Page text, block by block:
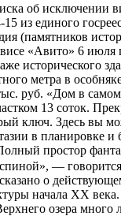
об исключении
из единого
(памятников
«Авито» 6 июля
исторического
метра в
руб. «Дом в
13 соток.
ключ. Здесь вы
в планировке и
простор
— говорится
о
начала XX
озера много